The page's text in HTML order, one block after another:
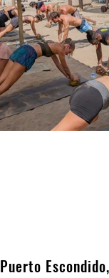
Puerto